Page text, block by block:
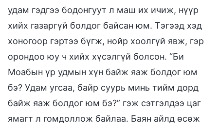
удам гэдгээ бодонгуут л маш их ичиж, нүүр
хийх газаргүй болдог байсан юм. Тэгээд хэд
хоногоор гэртээ бүгж, нойр хоолгүй явж, гэр
орондоо юу ч хийх хүсэлгүй болсон. “Би
Моабын үр удмын хүн байж яаж болдог юм
бэ? Удам угсаа, байр суурь минь тийм дорд
байж яаж болдог юм бэ?” гэж сэтгэлдээ цаг
ямагт л гомдоллож байлаа. Баян айлд өсөж